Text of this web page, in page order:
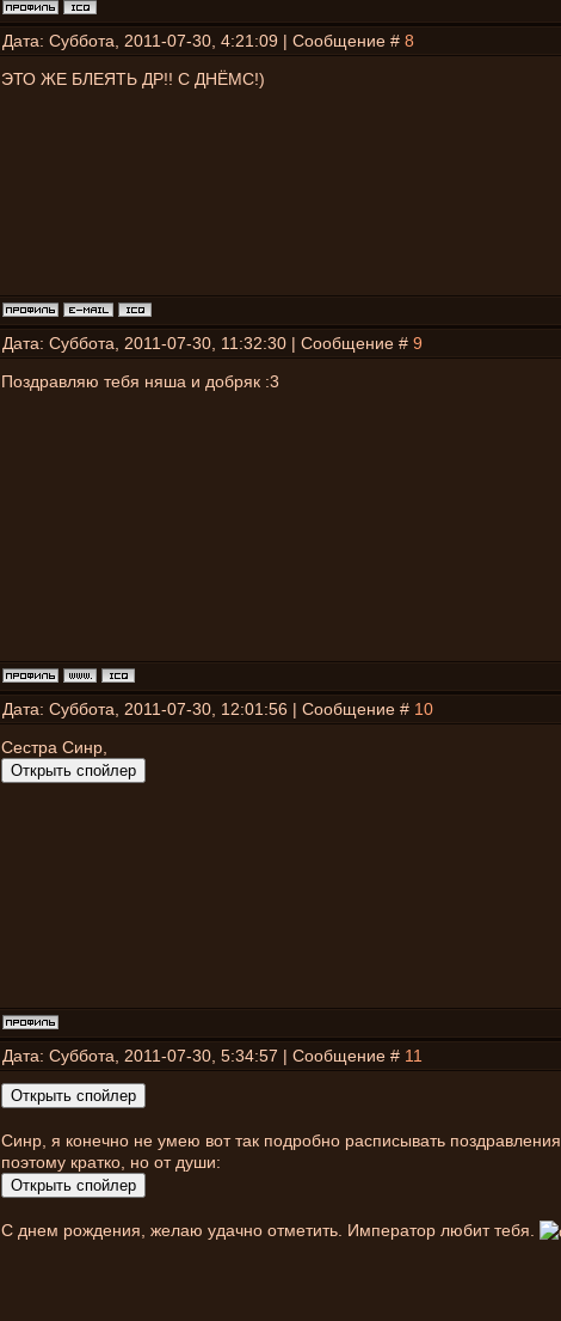
Дата: Суббота, 2011-07-30, 4:21:09 | Сообщение # 8
ЭТО ЖЕ БЛЕЯТЬ ДР!! С ДНЁМС!)
Дата: Суббота, 2011-07-30, 11:32:30 | Сообщение # 9
Поздравляю тебя няша и добряк :3
Дата: Суббота, 2011-07-30, 12:01:56 | Сообщение # 10
Сестра Синр,
Дата: Суббота, 2011-07-30, 5:34:57 | Сообщение # 11
Синр, я конечно не умею вот так подробно расписывать поздравления,
поэтому кратко, но от души:
С днем рождения, желаю удачно отметить. Император любит тебя.